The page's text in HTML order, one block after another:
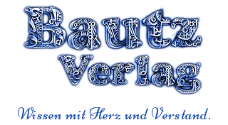
Wissen mit Herz und Verstand.